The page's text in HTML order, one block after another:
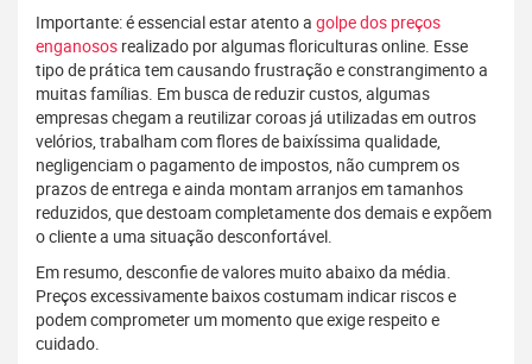
Importante: é essencial estar atento a golpe dos preços
enganosos realizado por algumas floriculturas online. Esse
tipo de prática tem causando frustração e constrangimento a
muitas famílias. Em busca de reduzir custos, algumas
empresas chegam a reutilizar coroas já utilizadas em outros
velórios, trabalham com flores de baixíssima qualidade,
negligenciam o pagamento de impostos, não cumprem os
prazos de entrega e ainda montam arranjos em tamanhos
reduzidos, que destoam completamente dos demais e expõem
o cliente a uma situação desconfortável.
Em resumo, desconfie de valores muito abaixo da média.
Preços excessivamente baixos costumam indicar riscos e
podem comprometer um momento que exige respeito e
cuidado.